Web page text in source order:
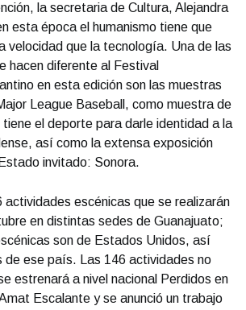
la secretaria de Cultura, Alejandra
esta época el humanismo tiene que
velocidad que la tecnología. Una de las
hacen diferente al Festival
en esta edición son las muestras
League Baseball, como muestra de
tiene el deporte para darle identidad a la
así como la extensa exposición
invitado: Sonora.
actividades escénicas que se realizarán
en distintas sedes de Guanajuato;
son de Estados Unidos, así
de ese país. Las 146 actividades no
estrenará a nivel nacional Perdidos en
Escalante y se anunció un trabajo